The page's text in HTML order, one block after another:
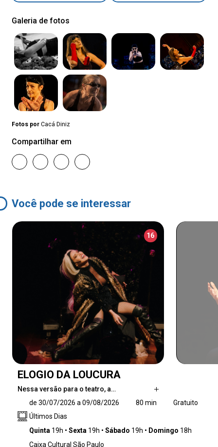
Galeria de fotos
Fotos por Cacá Diniz
Compartilhar em
Você pode se interessar
16
ELOGIO DA LOUCURA
Nessa versão para o teatro, a…
interpretada pela atriz Leona Cavalli, se
apresenta como personagem, mantendo a
ótica, o sarcasmo e a sagacidade do conteúdo
de 30/07/2026 a 09/08/2026 80 min
Gratuito
Últimos Dias
Quinta 19h Sexta 19h Sábado 19h Domingo 18h
Caixa Cultural São Paulo